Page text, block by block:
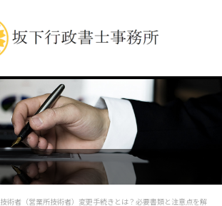
術者（営業所技術者）変更手続きとは？必要書類と注意点を解